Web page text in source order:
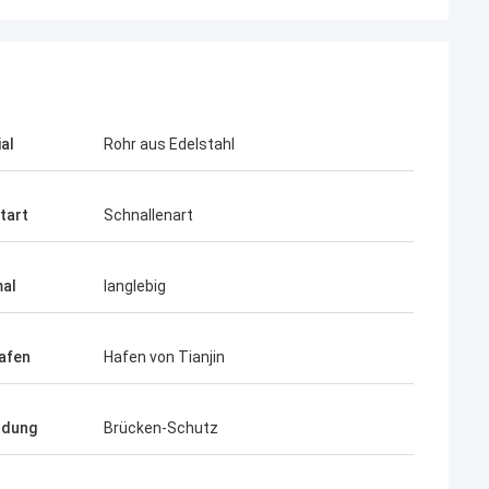
Rohr aus Edelstahl
Schnallenart
langlebig
Hafen von Tianjin
Brücken-Schutz